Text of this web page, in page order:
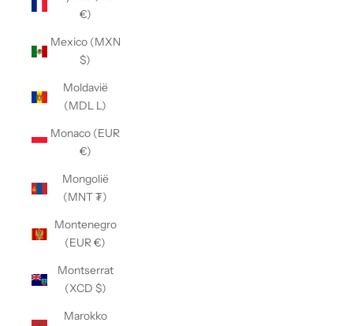
€)
Mexico (MXN
$)
Moldavië
(MDL L)
Monaco (EUR
€)
Mongolië
(MNT ₮)
Montenegro
(EUR €)
Montserrat
(XCD $)
Marokko